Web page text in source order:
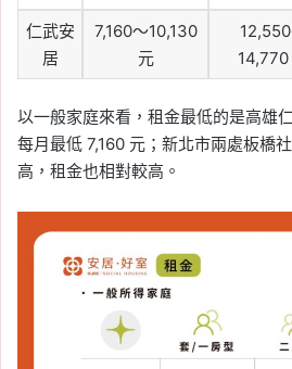
仁武安
居
7,160～10,130
元
14,770
以一般家庭來看，租金最低的是高雄
每月最低 7,160 元；新北市兩處板橋
高，租金也相對較高。